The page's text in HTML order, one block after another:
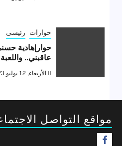
حوارات رئيسى
حوار|هادية
عاقبني..
الأربعاء, 12 يوليو 2023, 4:08 م
مواقع التواصل